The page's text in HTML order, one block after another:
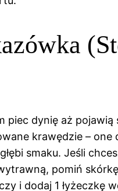
piec dynię aż pojawią
krawędzie – one
smaku. Jeśli
pomiń skórkę
i dodaj 1 łyżeczkę